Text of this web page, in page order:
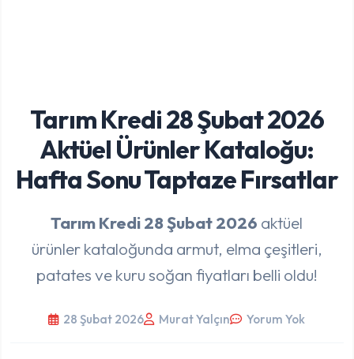
Tarım Kredi 28 Şubat 2026
Aktüel Ürünler Kataloğu:
Hafta Sonu Taptaze Fırsatlar
Tarım Kredi 28 Şubat 2026 aktüel
ürünler kataloğunda armut, elma çeşitleri,
patates ve kuru soğan fiyatları belli oldu!
28 Şubat 2026 Murat Yalçın Yorum Yok